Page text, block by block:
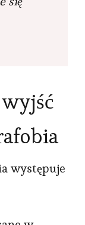
występuje